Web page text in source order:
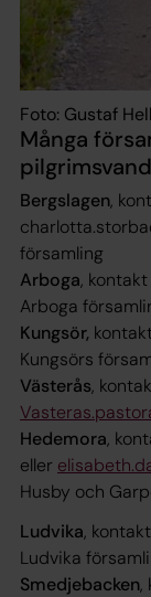
Foto: Gustaf
Många
Bergslagen,
församling
Arboga, kontakt
Arboga
Kungsör,
Kungsörs
Västerås,
Hedemora,
eller
Husby och
Ludvika, kontakt
Ludvika
Smedjebacken,